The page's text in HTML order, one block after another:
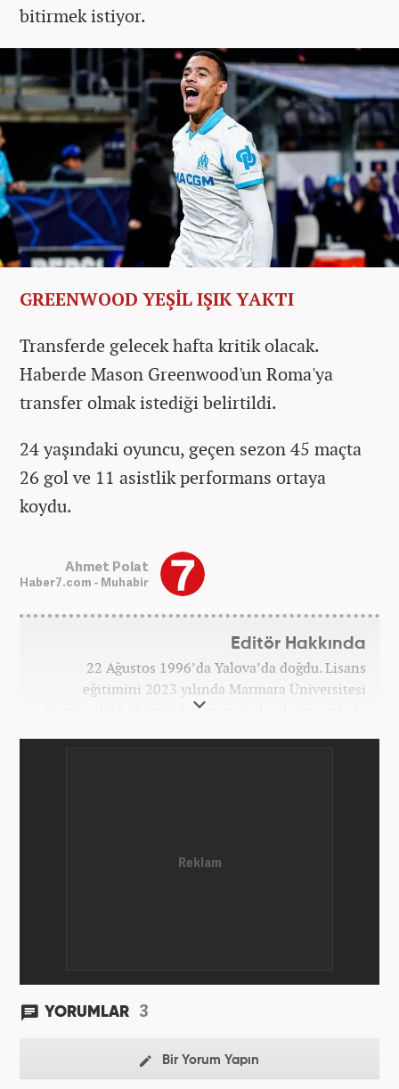
bitirmek istiyor.
GREENWOOD YEŞİL IŞIK YAKTI
Transferde gelecek hafta kritik olacak.
Haberde Mason Greenwood'un Roma'ya
transfer olmak istediği belirtildi.
24 yaşındaki oyuncu, geçen sezon 45 maçta
26 gol ve 11 asistlik performans ortaya
koydu.
Ahmet Polat
Haber7.com - Muhabir
Editör Hakkında
22 Ağustos 1996’da Yalova’da doğdu. Lisans
eğitimini 2023 yılında Marmara Üniversitesi
Gazetecilik bölümünden mezun olarak tamamladı.
YORUMLAR 3
Bir Yorum Yapın